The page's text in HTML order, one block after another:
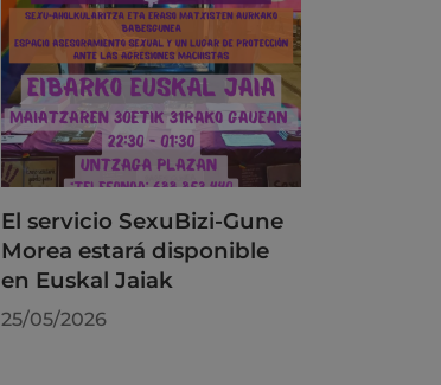
El servicio SexuBizi-Gune
Morea estará disponible
en Euskal Jaiak
25/05/2026